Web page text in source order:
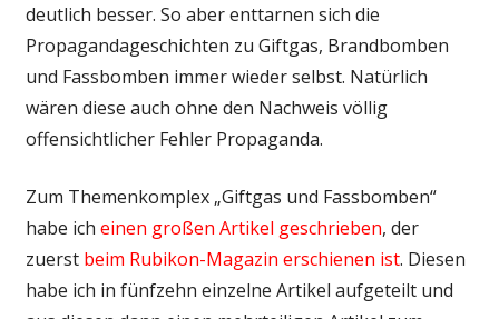
deutlich besser. So aber enttarnen sich die
Propagandageschichten zu Giftgas, Brandbomben
und Fassbomben immer wieder selbst. Natürlich
wären diese auch ohne den Nachweis völlig
offensichtlicher Fehler Propaganda.
Zum Themenkomplex „Giftgas und Fassbomben“
habe ich einen großen Artikel geschrieben, der
zuerst beim Rubikon-Magazin erschienen ist. Diesen
habe ich in fünfzehn einzelne Artikel aufgeteilt und